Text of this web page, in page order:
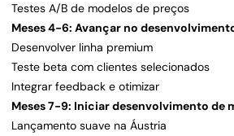
Testes A/B de modelos de preços
Meses 4-6: Avançar no
Desenvolver linha premium
Teste beta com clientes selecionados
Integrar feedback e otimizar
Meses 7-9: Iniciar desenvolvimento de
Lançamento suave na Áustria